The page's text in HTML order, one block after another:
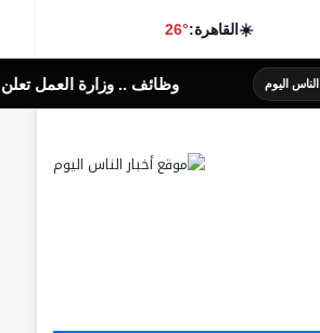
☀️القاهرة:26°
وظائف .. وزارة العمل تعلن عن 3070 فرصة عمل بمجموعة طلعت مصطفى